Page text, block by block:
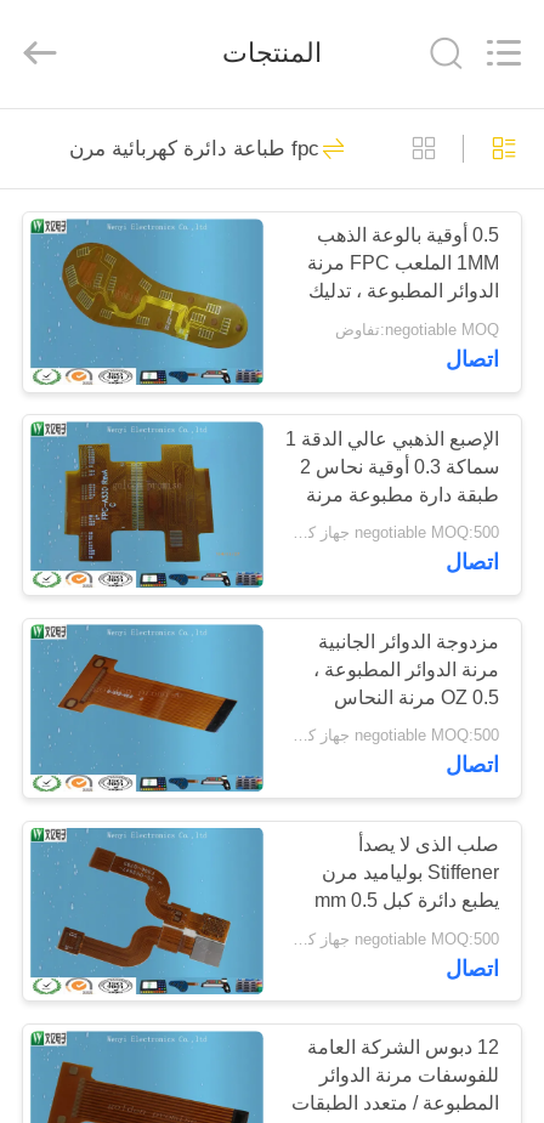
الصفحة
الرئيسية
منتجات
معلومات
جولة
المعمل
مراقبة
الجودة
اتصل
اطلب
اقتباس
خريطة
الموقع
PRIVACY
Technology
Co.,
Reserved.
FPC غشاء التبديل
تبديل غشاء سعوية
17
النقش غشاء التبديل
48
تبديل غشاء مسطح
13
المنتجات
fpc طباعة دائرة كهربائية مرن
0.5 أوقية بالوعة الذهب
1MM الملعب FPC مرنة
الدوائر المطبوعة ، تدليك
القدم استخدام دائرة
فليكس
negotiable MOQ:تفاوض
اتصال
الإصبع الذهبي عالي الدقة 1
سماكة 0.3 أوقية نحاس 2
طبقة دارة مطبوعة مرنة
negotiable MOQ:500 جهاز كمبيوتر شخصى / الكثير
اتصال
مزدوجة الدوائر الجانبية
مرنة الدوائر المطبوعة ،
0.5 OZ مرنة النحاس
يرتدون فليكس الدوائر
المطبوعة
negotiable MOQ:500 جهاز كمبيوتر شخصى / الكثير
اتصال
صلب الذى لا يصدأ
Stiffener بولياميد مرن
يطبع دائرة كبل 0.5 mm
نوع ذهب إصبع درجة
negotiable MOQ:500 جهاز كمبيوتر شخصى / الكثير
اتصال
12 دبوس الشركة العامة
للفوسفات مرنة الدوائر
المطبوعة / متعدد الطبقات